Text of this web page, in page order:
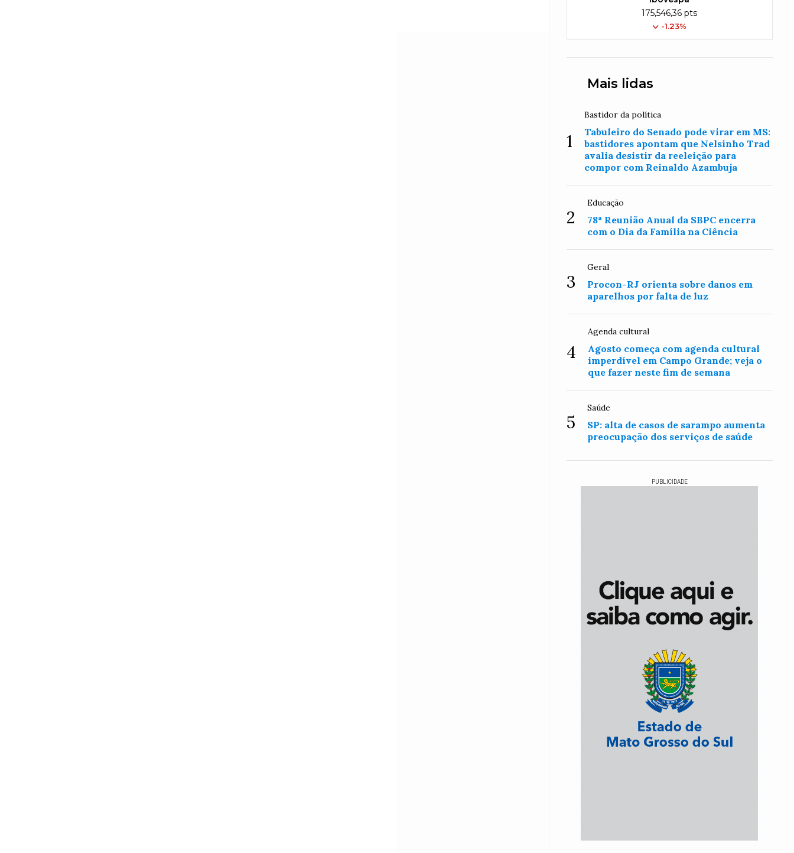
175,546,36 pts
-1.23%
Mais lidas
1
Bastidor da política
Tabuleiro do Senado pode virar em MS:
bastidores apontam que Nelsinho Trad
avalia desistir da reeleição para
compor com Reinaldo Azambuja
2
Educação
78ª Reunião Anual da SBPC encerra
com o Dia da Família na Ciência
3
Geral
Procon-RJ orienta sobre danos em
aparelhos por falta de luz
4
Agenda cultural
Agosto começa com agenda cultural
imperdível em Campo Grande; veja o
que fazer neste fim de semana
5
Saúde
SP: alta de casos de sarampo aumenta
preocupação dos serviços de saúde
PUBLICIDADE